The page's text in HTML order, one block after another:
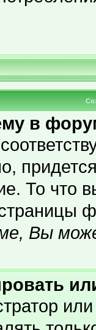
в
То что
Вы